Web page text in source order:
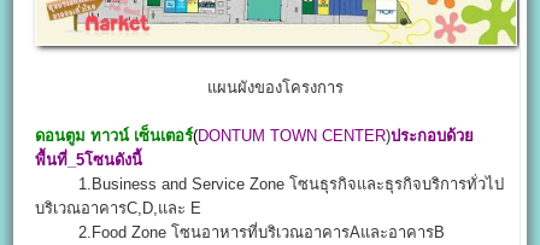
แผนผังของโครงการ
ดอนตูม ทาวน์ เซ็นเตอร์(DONTUM TOWN CENTER)ประกอบด้วย
พื้นที่_5โซนดังนี้
1.Business and Service Zone โซนธุรกิจและธุรกิจบริการทั่วไป
บริเวณอาคารC,D,และ E
2.Food Zone โซนอาหารที่บริเวณอาคารAและอาคารB